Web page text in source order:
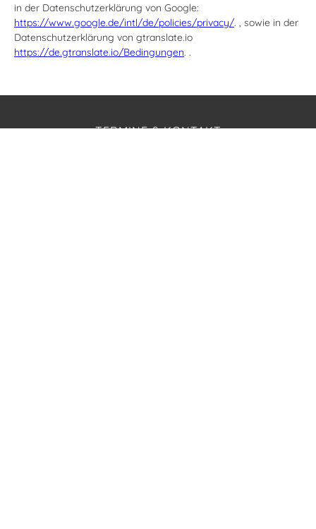
in der Datenschutzerklärung von Google:
https://www.google.de/intl/de/policies/privacy/. , sowie in der
Datenschutzerklärung von gtranslate.io
https://de.gtranslate.io/Bedingungen. .
TERMINE & KONTAKT